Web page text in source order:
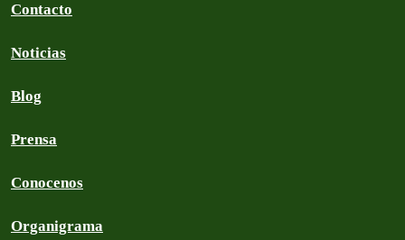
Contacto
Noticias
Blog
Prensa
Conocenos
Organigrama